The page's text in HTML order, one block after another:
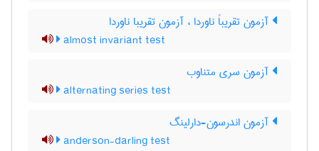
آزمون تقریباً ناوردا ، آزمون تقریبا ناوردا
almost invariant test
آزمون سری متناوب
alternating series test
آزمون اندرسون-دارلینگ
anderson-darling test